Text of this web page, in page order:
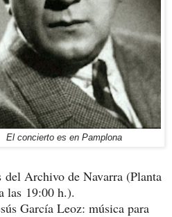
El concierto es en Pamplona
Archivo de Navarra (Planta
las 19:00 h.).
Leoz: música para